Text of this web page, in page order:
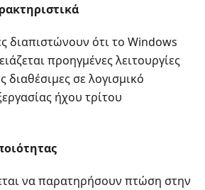
διαπιστώνουν ότι το Windows
προηγμένες λειτουργίες
διαθέσιμες σε λογισμικό
ήχου τρίτου
να παρατηρήσουν πτώση στην